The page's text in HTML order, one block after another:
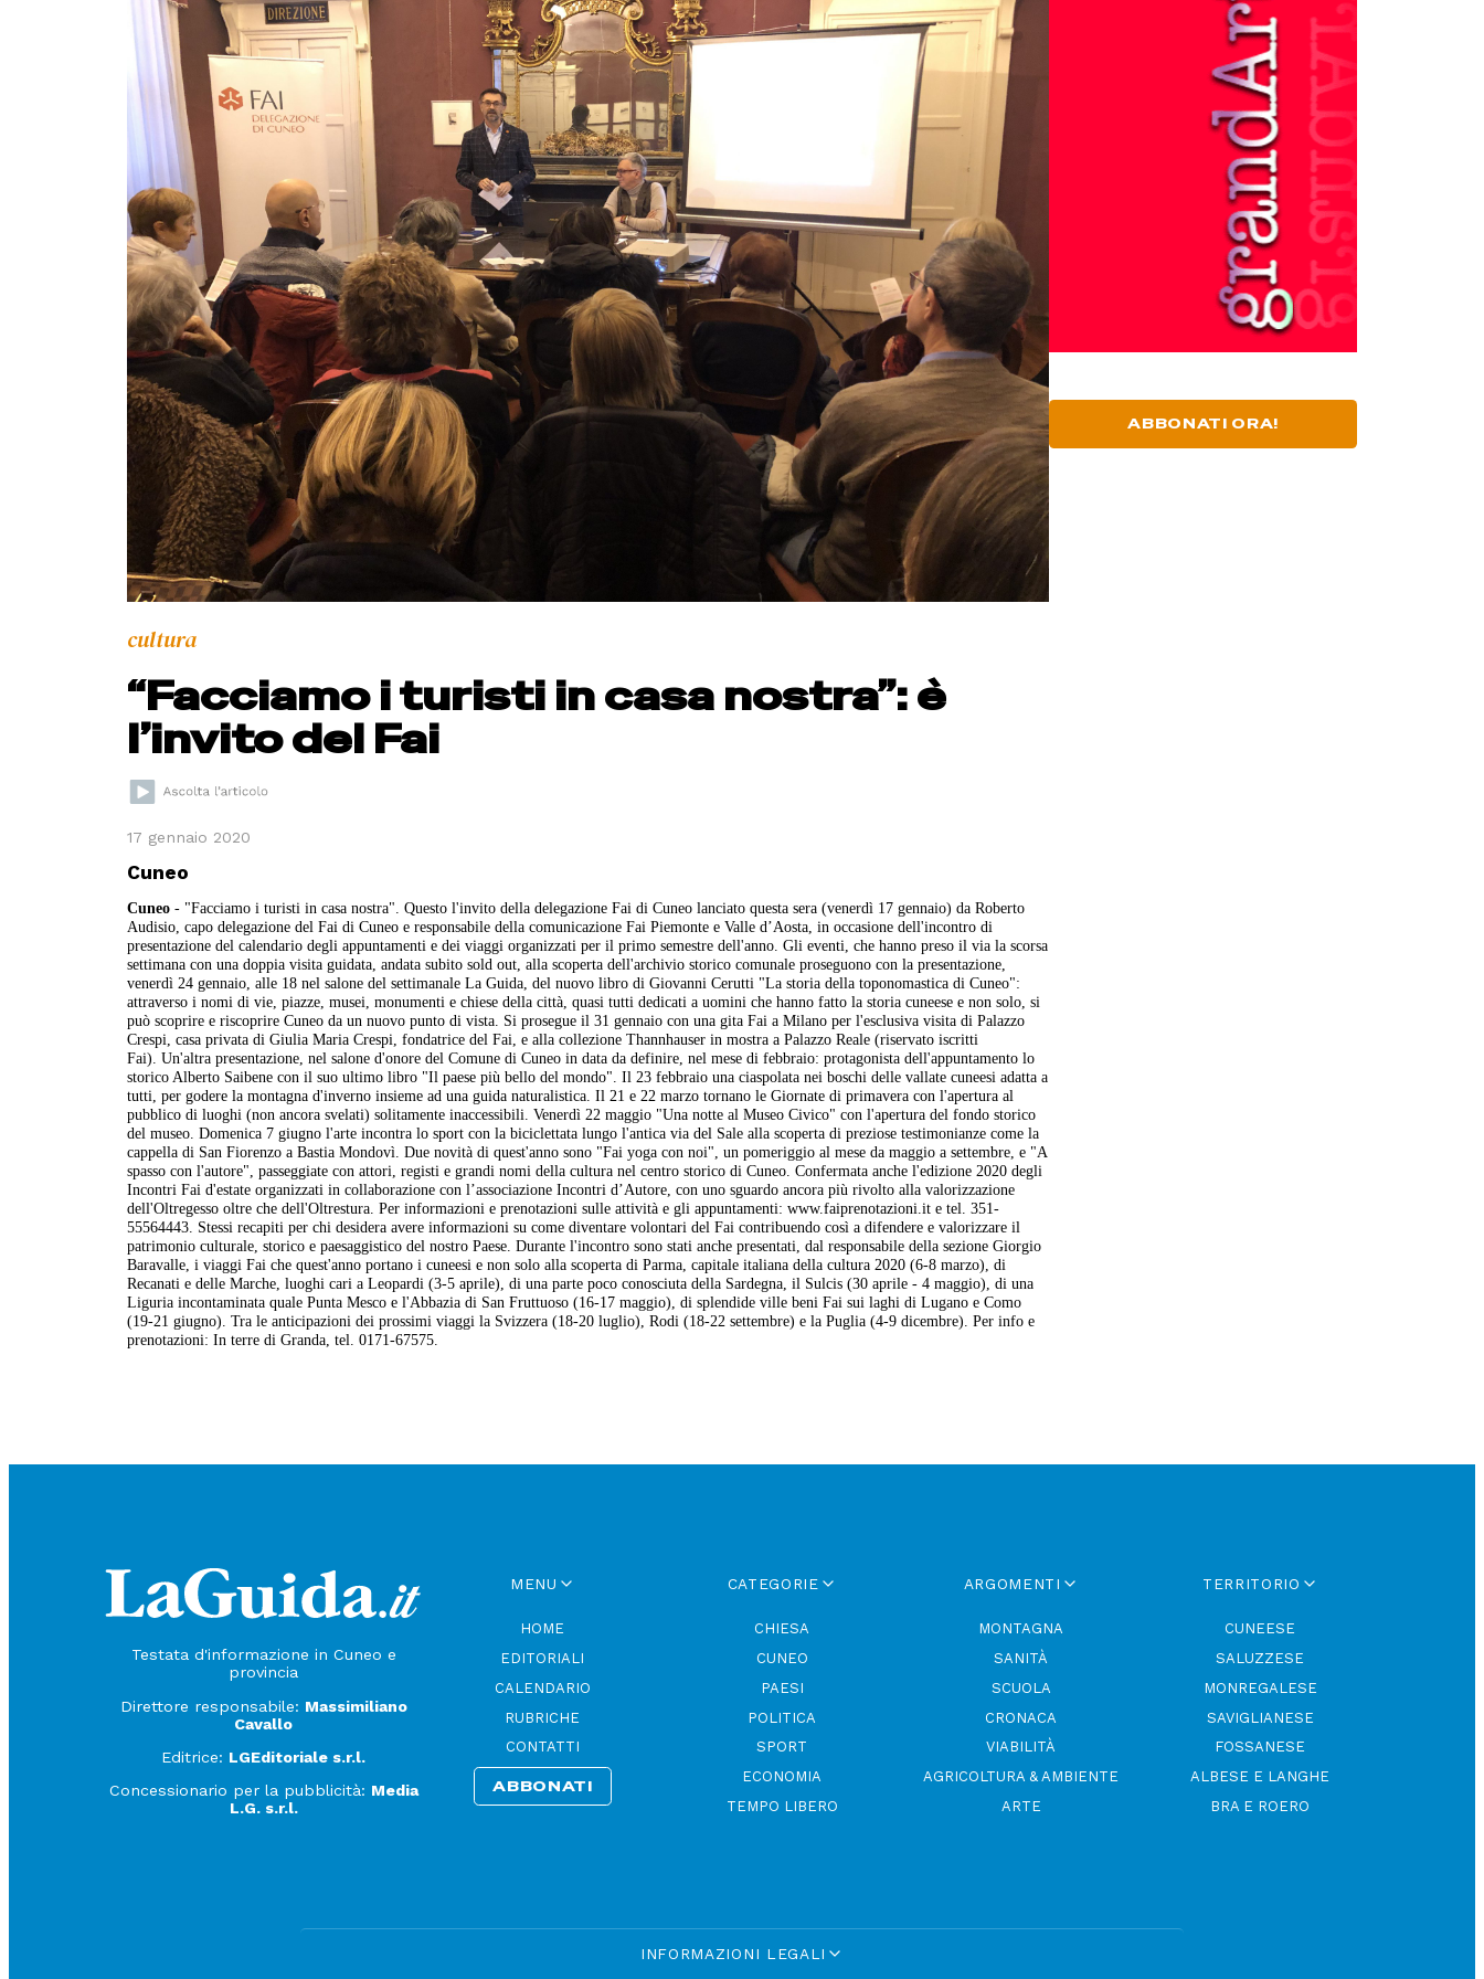
cultura
“Facciamo i turisti in casa nostra”: è
l’invito del Fai
17 gennaio 2020
Cuneo
Cuneo - "Facciamo i turisti in casa nostra". Questo l'invito della delegazione Fai di Cuneo lanciato questa sera (venerdì 17 gennaio) da Roberto
Audisio, capo delegazione del Fai di Cuneo e responsabile della comunicazione Fai Piemonte e Valle d’Aosta, in occasione dell'incontro di
presentazione del calendario degli appuntamenti e dei viaggi organizzati per il primo semestre dell'anno. Gli eventi, che hanno preso il via la scorsa
settimana con una doppia visita guidata, andata subito sold out, alla scoperta dell'archivio storico comunale proseguono con la presentazione,
venerdì 24 gennaio, alle 18 nel salone del settimanale La Guida, del nuovo libro di Giovanni Cerutti "La storia della toponomastica di Cuneo":
attraverso i nomi di vie, piazze, musei, monumenti e chiese della città, quasi tutti dedicati a uomini che hanno fatto la storia cuneese e non solo, si
può scoprire e riscoprire Cuneo da un nuovo punto di vista. Si prosegue il 31 gennaio con una gita Fai a Milano per l'esclusiva visita di Palazzo
Crespi, casa privata di Giulia Maria Crespi, fondatrice del Fai, e alla collezione Thannhauser in mostra a Palazzo Reale (riservato iscritti
Fai). Un'altra presentazione, nel salone d'onore del Comune di Cuneo in data da definire, nel mese di febbraio: protagonista dell'appuntamento lo
storico Alberto Saibene con il suo ultimo libro "Il paese più bello del mondo". Il 23 febbraio una ciaspolata nei boschi delle vallate cuneesi adatta a
tutti, per godere la montagna d'inverno insieme ad una guida naturalistica. Il 21 e 22 marzo tornano le Giornate di primavera con l'apertura al
pubblico di luoghi (non ancora svelati) solitamente inaccessibili. Venerdì 22 maggio "Una notte al Museo Civico" con l'apertura del fondo storico
del museo. Domenica 7 giugno l'arte incontra lo sport con la biciclettata lungo l'antica via del Sale alla scoperta di preziose testimonianze come la
cappella di San Fiorenzo a Bastia Mondovì. Due novità di quest'anno sono "Fai yoga con noi", un pomeriggio al mese da maggio a settembre, e "A
spasso con l'autore", passeggiate con attori, registi e grandi nomi della cultura nel centro storico di Cuneo. Confermata anche l'edizione 2020 degli
Incontri Fai d'estate organizzati in collaborazione con l’associazione Incontri d’Autore, con uno sguardo ancora più rivolto alla valorizzazione
dell'Oltregesso oltre che dell'Oltrestura. Per informazioni e prenotazioni sulle attività e gli appuntamenti: www.faiprenotazioni.it e tel. 351-
55564443. Stessi recapiti per chi desidera avere informazioni su come diventare volontari del Fai contribuendo così a difendere e valorizzare il
patrimonio culturale, storico e paesaggistico del nostro Paese. Durante l'incontro sono stati anche presentati, dal responsabile della sezione Giorgio
Baravalle, i viaggi Fai che quest'anno portano i cuneesi e non solo alla scoperta di Parma, capitale italiana della cultura 2020 (6-8 marzo), di
Recanati e delle Marche, luoghi cari a Leopardi (3-5 aprile), di una parte poco conosciuta della Sardegna, il Sulcis (30 aprile - 4 maggio), di una
Liguria incontaminata quale Punta Mesco e l'Abbazia di San Fruttuoso (16-17 maggio), di splendide ville beni Fai sui laghi di Lugano e Como
(19-21 giugno). Tra le anticipazioni dei prossimi viaggi la Svizzera (18-20 luglio), Rodi (18-22 settembre) e la Puglia (4-9 dicembre). Per info e
prenotazioni: In terre di Granda, tel. 0171-67575.
ABBONATI ORA!
Testata d'informazione in Cuneo e
provincia
Direttore responsabile: Massimiliano
Cavallo
Editrice: LGEditoriale s.r.l.
Concessionario per la pubblicità: Media
L.G. s.r.l.
MENU
HOME
EDITORIALI
CALENDARIO
RUBRICHE
CONTATTI
ABBONATI
CATEGORIE
CHIESA
CUNEO
PAESI
POLITICA
SPORT
ECONOMIA
TEMPO LIBERO
ARGOMENTI
MONTAGNA
SANITÀ
SCUOLA
CRONACA
VIABILITÀ
AGRICOLTURA & AMBIENTE
ARTE
TERRITORIO
CUNEESE
SALUZZESE
MONREGALESE
SAVIGLIANESE
FOSSANESE
ALBESE E LANGHE
BRA E ROERO
INFORMAZIONI LEGALI